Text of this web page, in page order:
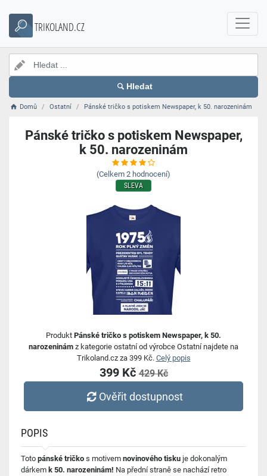
TRIKOLAND.CZ
Hledat
Domů Ostatní Pánské tričko s potiskem Newspaper, k 50. narozeninám
Pánské tričko s potiskem Newspaper,
k 50. narozeninám
(Celkem 2 hodnocení)
SLEVA
Produkt Pánské tričko s potiskem Newspaper, k 50.
narozeninám z kategorie ostatní od výrobce Ostatní najdete na
Trikoland.cz za 399 Kč. Celý popis
399 Kč429 Kč
Ověřit dostupnost
POPIS
Toto pánské tričko s motivem novinového tisku je dokonalým
dárkem k 50. narozeninám! Na přední straně se nachází retro